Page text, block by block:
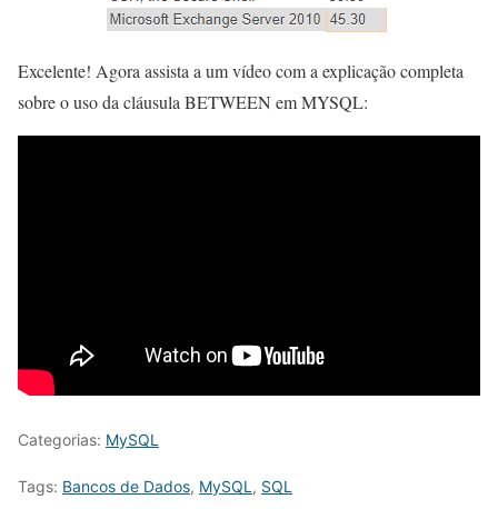
Excelente! Agora assista a um vídeo com a explicação completa
sobre o uso da cláusula BETWEEN em MYSQL:
Categorias: MySQL
Tags: Bancos de Dados, MySQL , SQL